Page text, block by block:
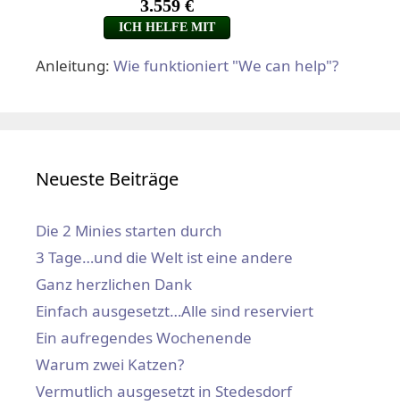
Anleitung: Wie funktioniert "We can help"?
Neueste Beiträge
Die 2 Minies starten durch
3 Tage…und die Welt ist eine andere
Ganz herzlichen Dank
Einfach ausgesetzt…Alle sind reserviert
Ein aufregendes Wochenende
Warum zwei Katzen?
Vermutlich ausgesetzt in Stedesdorf